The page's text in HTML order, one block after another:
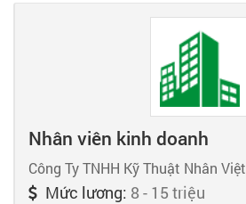
Nhân viên kinh doanh
Công Ty TNHH Kỹ Thuật Nhân Việt
Mức lương: 8 - 15 triệu